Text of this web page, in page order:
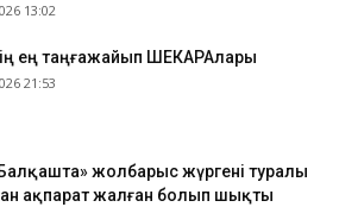
13:02
ең таңғажайып ШЕКАРАлары
21:53
жолбарыс жүргені туралы
ақпарат жалған болып шықты